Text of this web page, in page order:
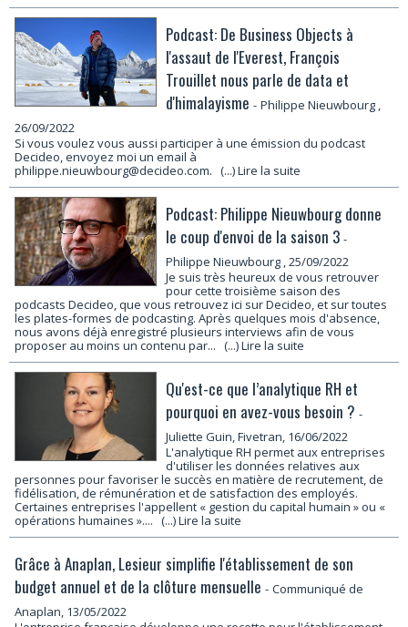
Podcast: De Business Objects à
l'assaut de l'Everest, François
Trouillet nous parle de data et
d'himalayisme - Philippe Nieuwbourg ,
26/09/2022
Si vous voulez vous aussi participer à une émission du podcast
Decideo, envoyez moi un email à
philippe.nieuwbourg@decideo.com. (...) Lire la suite
Podcast: Philippe Nieuwbourg donne
le coup d'envoi de la saison 3 -
Philippe Nieuwbourg , 25/09/2022
Je suis très heureux de vous retrouver
pour cette troisième saison des
podcasts Decideo, que vous retrouvez ici sur Decideo, et sur toutes
les plates-formes de podcasting. Après quelques mois d'absence,
nous avons déjà enregistré plusieurs interviews afin de vous
proposer au moins un contenu par... (...) Lire la suite
Qu'est-ce que l’analytique RH et
pourquoi en avez-vous besoin ? -
Juliette Guin, Fivetran, 16/06/2022
L'analytique RH permet aux entreprises
d'utiliser les données relatives aux
personnes pour favoriser le succès en matière de recrutement, de
fidélisation, de rémunération et de satisfaction des employés.
Certaines entreprises l'appellent « gestion du capital humain » ou «
opérations humaines ».... (...) Lire la suite
Grâce à Anaplan, Lesieur simplifie l'établissement de son
budget annuel et de la clôture mensuelle - Communiqué de
Anaplan, 13/05/2022